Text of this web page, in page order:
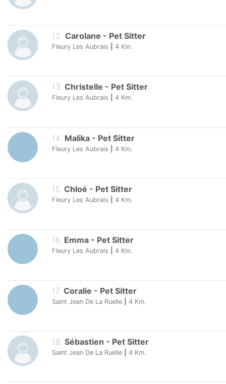
12. Carolane - Pet Sitter
Fleury Les Aubrais 4 Km.
13. Christelle - Pet Sitter
Fleury Les Aubrais 4 Km.
14 Malika - Pet Sitter
Fleury Les Aubrais 4 Km.
15 Chloé - Pet Sitter
Fleury Les Aubrais 4 Km.
16 Emma - Pet Sitter
Fleury Les Aubrais 4 Km.
17. Coralie - Pet Sitter
Saint Jean De La Ruelle 4 Km.
18. Sébastien - Pet Sitter
Saint Jean De La Ruelle 4 Km.